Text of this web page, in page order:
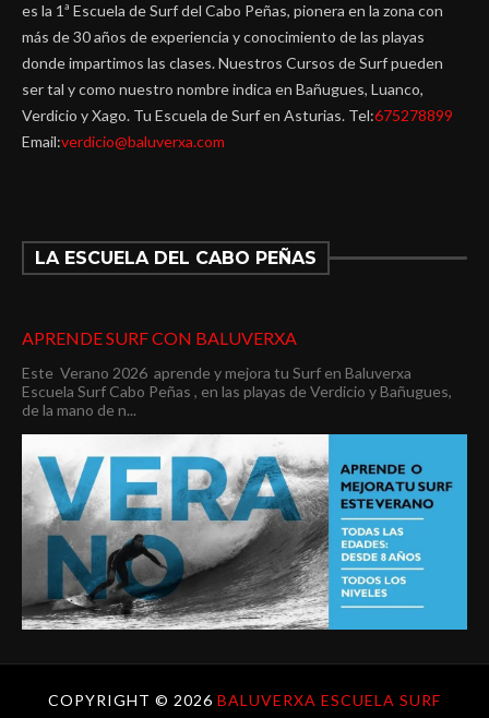
es la 1ª Escuela de Surf del Cabo Peñas, pionera en la zona con
más de 30 años de experiencia y conocimiento de las playas
donde impartimos las clases. Nuestros Cursos de Surf pueden
ser tal y como nuestro nombre indica en Bañugues, Luanco,
Verdicio y Xago. Tu Escuela de Surf en Asturias. Tel:675278899
Email:verdicio@baluverxa.com
LA ESCUELA DEL CABO PEÑAS
APRENDE SURF CON BALUVERXA
Este Verano 2026 aprende y mejora tu Surf en Baluverxa
Escuela Surf Cabo Peñas , en las playas de Verdicio y Bañugues,
de la mano de n...
COPYRIGHT © 2026 BALUVERXA ESCUELA SURF